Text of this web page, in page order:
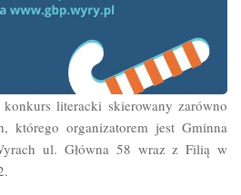
konkurs literacki skierowany zarówno
którego organizatorem jest Gminna
ul. Główna 58 wraz z Filią w